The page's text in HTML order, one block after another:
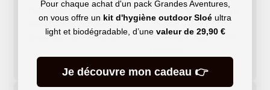
avec cartes et tracés
Découvrez comment
entretenir tout votre
Pour chaque achat d'un pack Grandes Aventures,
on vous offre un kit d'hygiène outdoor Sloé ultra
light et biodégradable, d’une valeur de 29,90 €
Je découvre mon cadeau 👉